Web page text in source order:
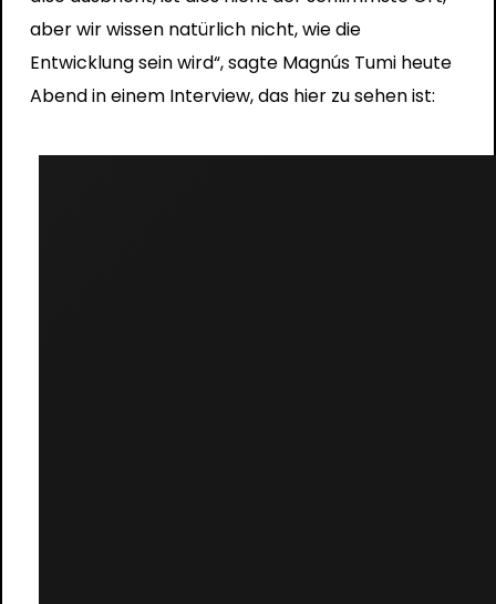
aber wir wissen natürlich nicht, wie die
Entwicklung sein wird“, sagte Magnús Tumi heute
Abend in einem Interview, das hier zu sehen ist: